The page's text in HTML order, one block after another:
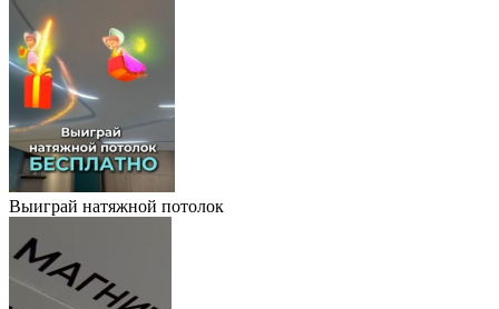
Выиграй натяжной потолок